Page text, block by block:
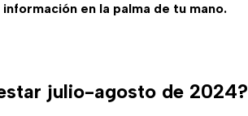
información en la palma de tu mano.
julio-agosto de 2024?